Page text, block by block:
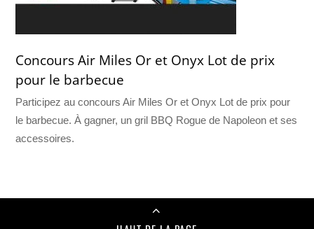
Concours Air Miles Or et Onyx Lot de prix
pour le barbecue
Participez au concours Air Miles Or et Onyx Lot de prix pour
le barbecue. À gagner, un gril BBQ Rogue de Napoleon et ses
accessoires.